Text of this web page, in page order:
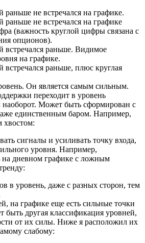
раньше не встречался на графике.
раньше не встречался на графике
(важность круглой цифры связана с
опционов).
встречался раньше. Видимое
на графике.
встречался раньше, плюс круглая
Он является самым сильным.
переходит в уровень
наоборот. Может быть сформирован с
единственным баром. Например,
хвостом:
сигналы и усиливать точку входа,
уровня. Например,
на дневном графике с ложным
в уровень, даже с разных сторон, тем
на графике еще есть сильные точки
другая классификация уровней,
от их силы. Ниже я расположил их
слабому: